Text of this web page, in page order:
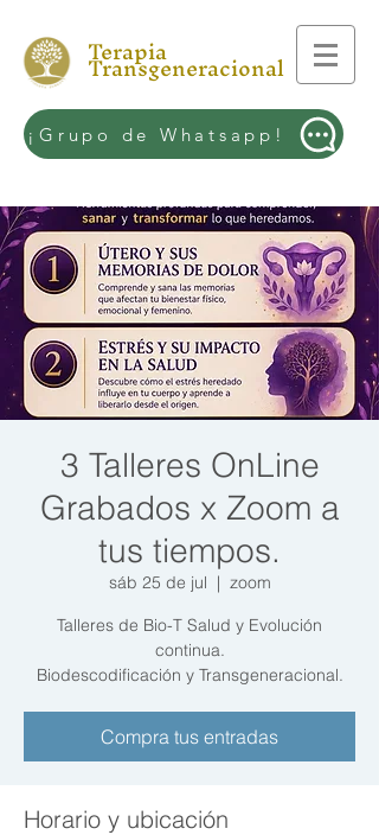
Terapia
Transgeneracional
¡Grupo de Whatsapp!
3 Talleres OnLine
Grabados x Zoom a
tus tiempos.
sáb 25 de jul
  |
zoom
Talleres de Bio-T Salud y Evolución
continua.
Biodescodificación y Transgeneracional.
Compra tus entradas
Horario y ubicación